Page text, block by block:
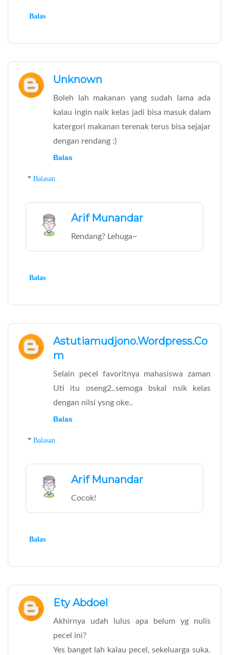
Balas
Unknown
Boleh lah makanan yang sudah lama ada
kalau ingin naik kelas jadi bisa masuk dalam
katergori makanan terenak terus bisa sejajar
dengan rendang :)
Balas
Balasan
Arif Munandar
Rendang? Lehuga~
Balas
Astutiamudjono.wordpress.co
M
Selain pecel favoritnya mahasiswa zaman
Uti itu oseng2..semoga bskal nsik kelas
dengan nilsi ysng oke..
Balas
Balasan
Arif Munandar
Cocok!
Balas
Ety Abdoel
Akhirnya udah lulus apa belum yg nulis
pecel ini?
Yes banget lah kalau pecel, sekeluarga suka.